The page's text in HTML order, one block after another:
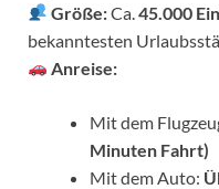
Größe:Ca.45.000
bekanntesten
Anreise:
Mit dem
Minuten Fahrt)
Mit dem Auto: